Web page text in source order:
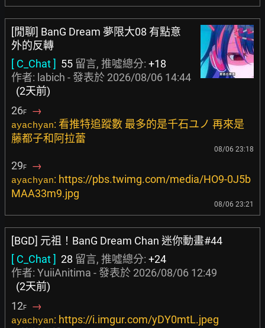
[閒聊] BanG Dream 夢限大08 有點意
外的反轉
[ C_Chat ] 55 留言, 推噓總分: +18
作者: labich - 發表於 2026/08/06 14:44
(2天前)
26F →
ayachyan: 看推特追蹤數 最多的是千石ユノ 再來是
藤都子和阿拉蕾
08/06 23:18
29F →
ayachyan: https://pbs.twimg.com/media/HO9-0J5b
MAA33m9.jpg
08/06 23:21
[BGD] 元祖！BanG Dream Chan 迷你動畫#44
[ C_Chat ] 28 留言, 推噓總分: +24
作者: YuiiAnitima - 發表於 2026/08/06 12:49
(2天前)
12F →
ayachyan: https://i.imgur.com/yDY0mtL.jpeg